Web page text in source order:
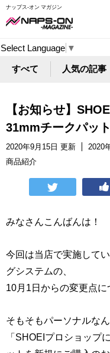
ナップス-オン マガジン
Select Language ▼
すべて 人気の記事
【お知らせ】
31mmチークパッ
2020年9月15日 更新
2020
商品紹介
みなさんこんばんは！
今回は当店で実施して
グシステムの、
10月1日からの変更点に
そもそもパーソナルな
「SHOEIプロショップ